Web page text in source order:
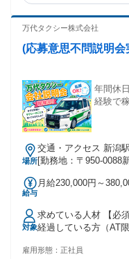
万代タクシー株式会社
(応募意思不問説明
年間休
経験で
場所
交通・アクセス 新潟
[勤務地：〒950-0088
給与
月給230,000円～
れる通勤・皆勤・家
るその他手当金額：なし 月給23万円〜38万円 ＋賞与
り ※3ヶ月間の研修期間中は 月給20万円の給与保障がござい
ます
対象
求めている人材 【必
経過している方（AT
きるのがタクシード
雇用形態： 正社員